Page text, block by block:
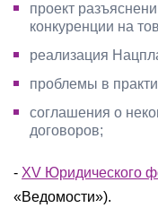
проект
конкуренции на
реализация
проблемы в
соглашения о
договоров;
- XV Юридического
«Ведомости»).